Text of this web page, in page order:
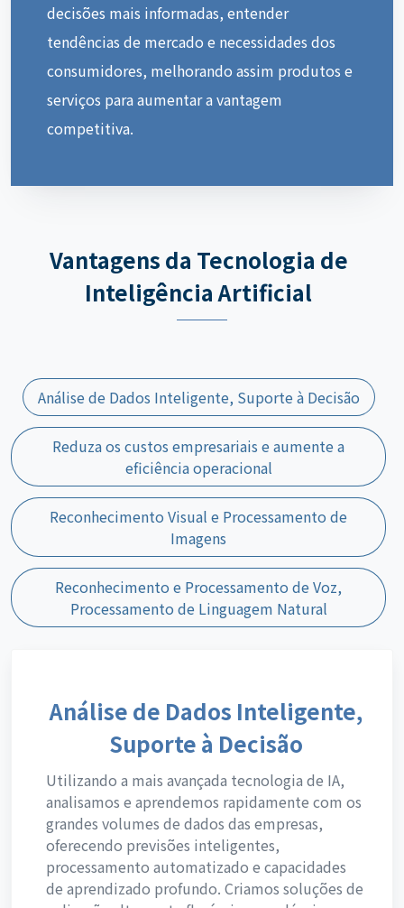
decisões mais informadas, entender
tendências de mercado e necessidades dos
consumidores, melhorando assim produtos e
serviços para aumentar a vantagem
competitiva.
Vantagens da Tecnologia de
Inteligência Artificial
Análise de Dados Inteligente, Suporte à Decisão
Reduza os custos empresariais e aumente a
eficiência operacional
Reconhecimento Visual e Processamento de
Imagens
Reconhecimento e Processamento de Voz,
Processamento de Linguagem Natural
Análise de Dados Inteligente,
Suporte à Decisão
Utilizando a mais avançada tecnologia de IA,
analisamos e aprendemos rapidamente com os
grandes volumes de dados das empresas,
oferecendo previsões inteligentes,
processamento automatizado e capacidades
de aprendizado profundo. Criamos soluções de